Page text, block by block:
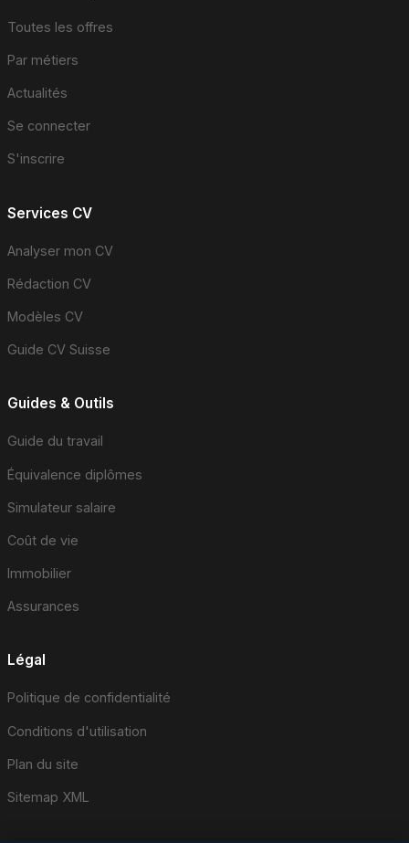
Toutes les offres
Par métiers
Actualités
Se connecter
S'inscrire
Services CV
Analyser mon CV
Rédaction CV
Modèles CV
Guide CV Suisse
Guides & Outils
Guide du travail
Équivalence diplômes
Simulateur salaire
Coût de vie
Immobilier
Assurances
Légal
Politique de confidentialité
Conditions d'utilisation
Plan du site
Sitemap XML